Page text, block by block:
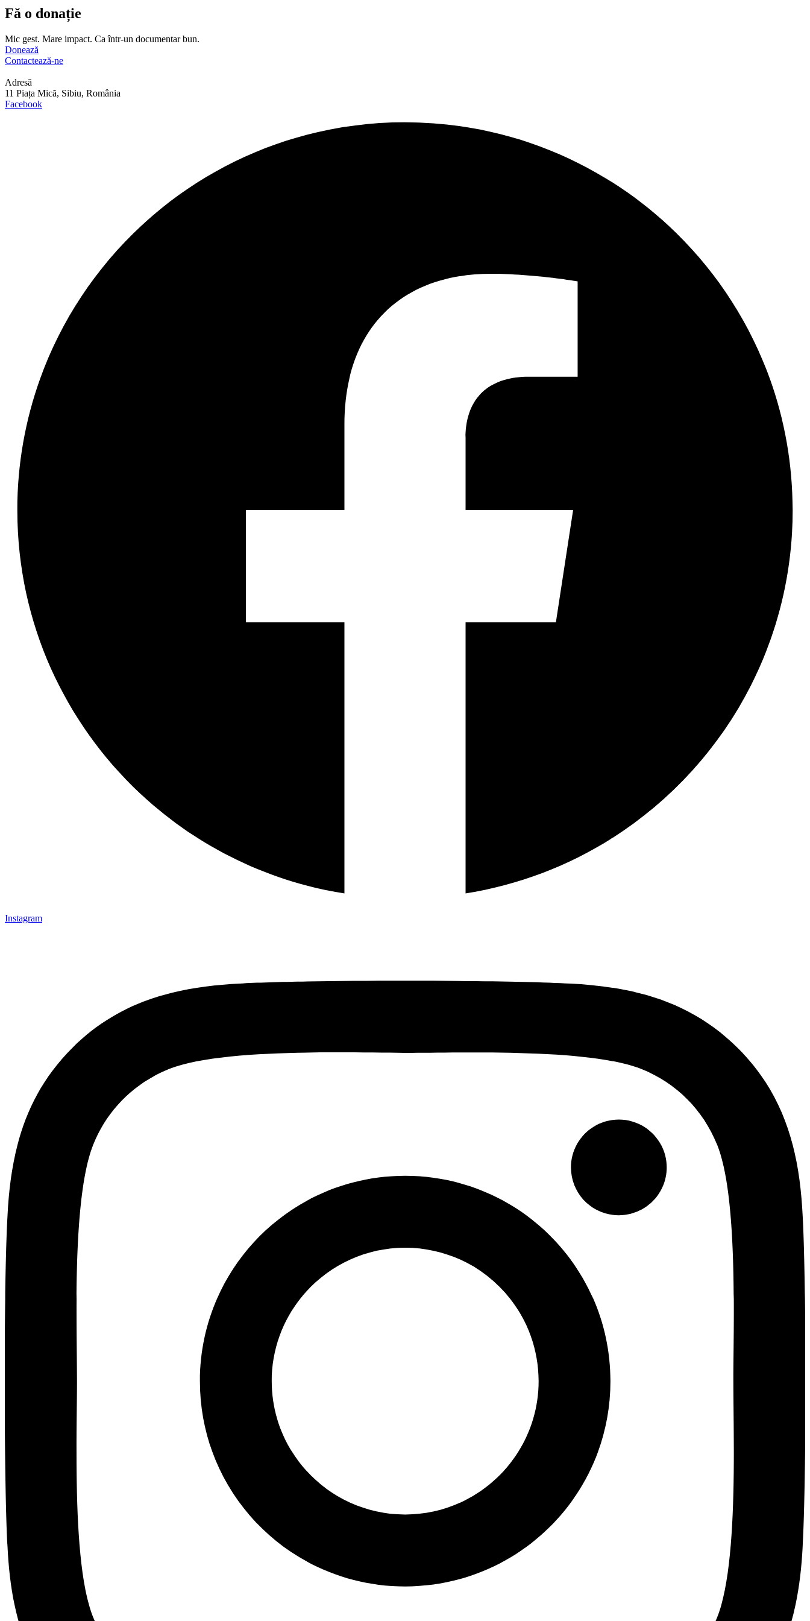
Fă o donație
Mic gest. Mare impact. Ca într-un documentar bun.
Donează
Contactează-ne
Adresă
11 Piața Mică, Sibiu, România
Facebook
Instagram